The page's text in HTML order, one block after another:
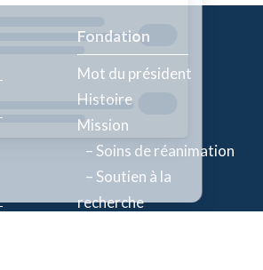
Fondation
Mot du président
Histoire
Mission
– Soins de réanimation
– Soutien à la
recherche